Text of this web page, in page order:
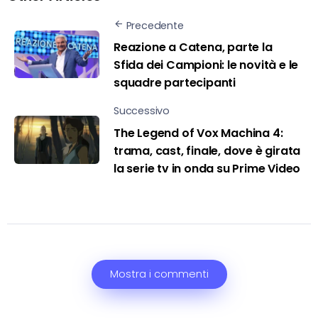
Precedente
Reazione a Catena, parte la
Sfida dei Campioni: le novità e le
squadre partecipanti
Successivo
The Legend of Vox Machina 4:
trama, cast, finale, dove è girata
la serie tv in onda su Prime Video
Mostra i commenti